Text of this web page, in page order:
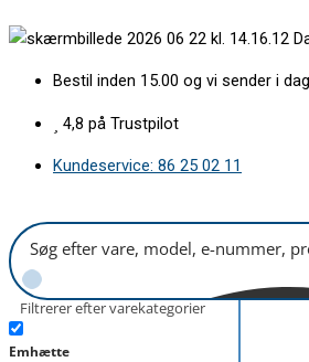
til
Bestil inden 15.00 og vi sender i
4,8 på Trustpilot
Kundeservice: 86 25 02 11
Filtrerer efter varekategorier
Emhætte
til
med
studser
antal